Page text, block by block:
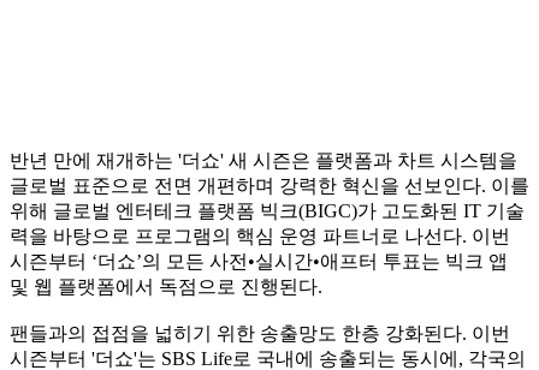
반년 만에 재개하는 '더쇼' 새 시즌은 플랫폼과 차트 시스템을
글로벌 표준으로 전면 개편하며 강력한 혁신을 선보인다. 이를
위해 글로벌 엔터테크 플랫폼 빅크(BIGC)가 고도화된 IT 기술
력을 바탕으로 프로그램의 핵심 운영 파트너로 나선다. 이번
시즌부터 ‘더쇼’의 모든 사전•실시간•애프터 투표는 빅크 앱
및 웹 플랫폼에서 독점으로 진행된다.
팬들과의 접점을 넓히기 위한 송출망도 한층 강화된다. 이번
시즌부터 '더쇼'는 SBS Life로 국내에 송출되는 동시에, 각국의